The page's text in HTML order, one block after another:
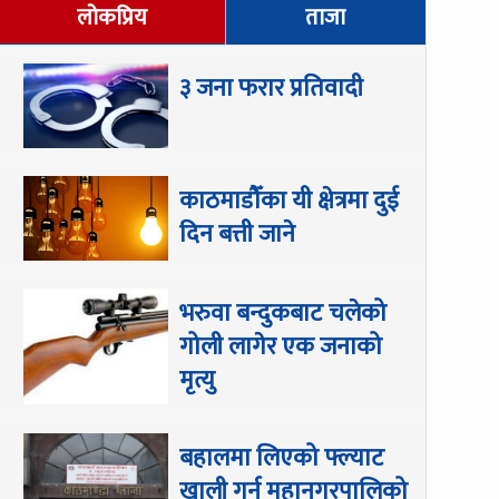
लोकप्रिय ताजा
३ जना फरार प्रतिवादी
काठमाडौँका यी क्षेत्रमा दुई
दिन बत्ती जाने
भरुवा बन्दुकबाट चलेको
गोली लागेर एक जनाको
मृत्यु
बहालमा लिएको फ्ल्याट